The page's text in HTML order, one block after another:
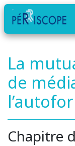
La
de
Chapitre